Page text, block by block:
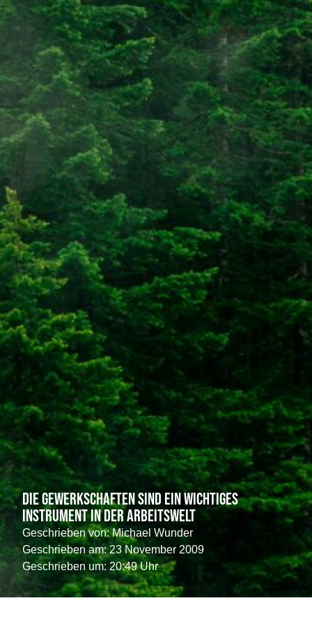
Die Gewerkschaften sind ein wichtiges
Instrument in der Arbeitswelt
Geschrieben von:Michael Wunder
Geschrieben am: 23 November 2009
Geschrieben um: 20:49 Uhr